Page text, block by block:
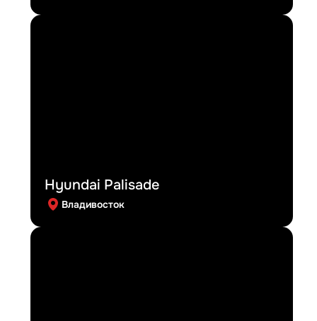
Hyundai Palisade
Владивосток